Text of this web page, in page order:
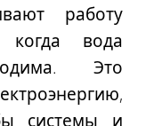
работу
когда вода
Это
системы и